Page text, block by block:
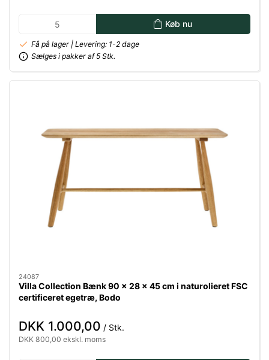
Køb nu
Få på lager | Levering: 1-2 dage
Sælges i pakker af 5 Stk.
24087
Villa Collection Bænk 90 x 28 x 45 cm i naturolieret FSC
certificeret egetræ, Bodo
DKK 1.000,00 / Stk.
DKK 800,00 ekskl. moms